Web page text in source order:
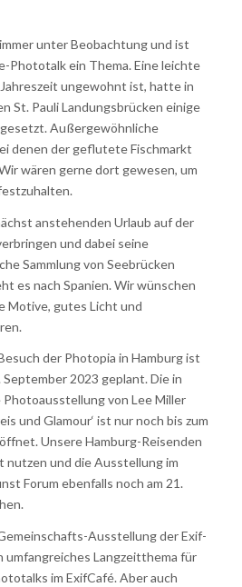
unter Beobachtung und ist
Phototalk ein Thema. Eine leichte
ungewohnt ist, hatte in
St. Pauli Landungsbrücken einige
Außergewöhnliche
denen der geflutete Fischmarkt
wären gerne dort gewesen, um
anstehenden Urlaub auf der
und dabei seine
Sammlung von Seebrücken
es nach Spanien. Wir wünschen
Motive, gutes Licht und
der Photopia in Hamburg ist
2023 geplant. Die in
von Lee Miller
und Glamour‘ ist nur noch bis zum
Unsere Hamburg-Reisenden
nutzen und die Ausstellung im
Forum ebenfalls noch am 21.
Ausstellung der Exif-
umfangreiches Langzeitthema für
im ExifCafé. Aber auch